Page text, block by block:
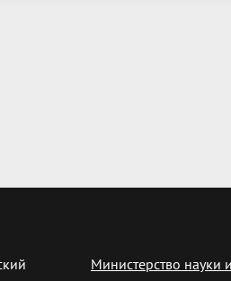
Министерство науки